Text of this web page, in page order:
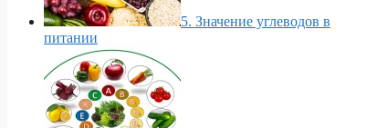
5. Значение углеводов в
питании